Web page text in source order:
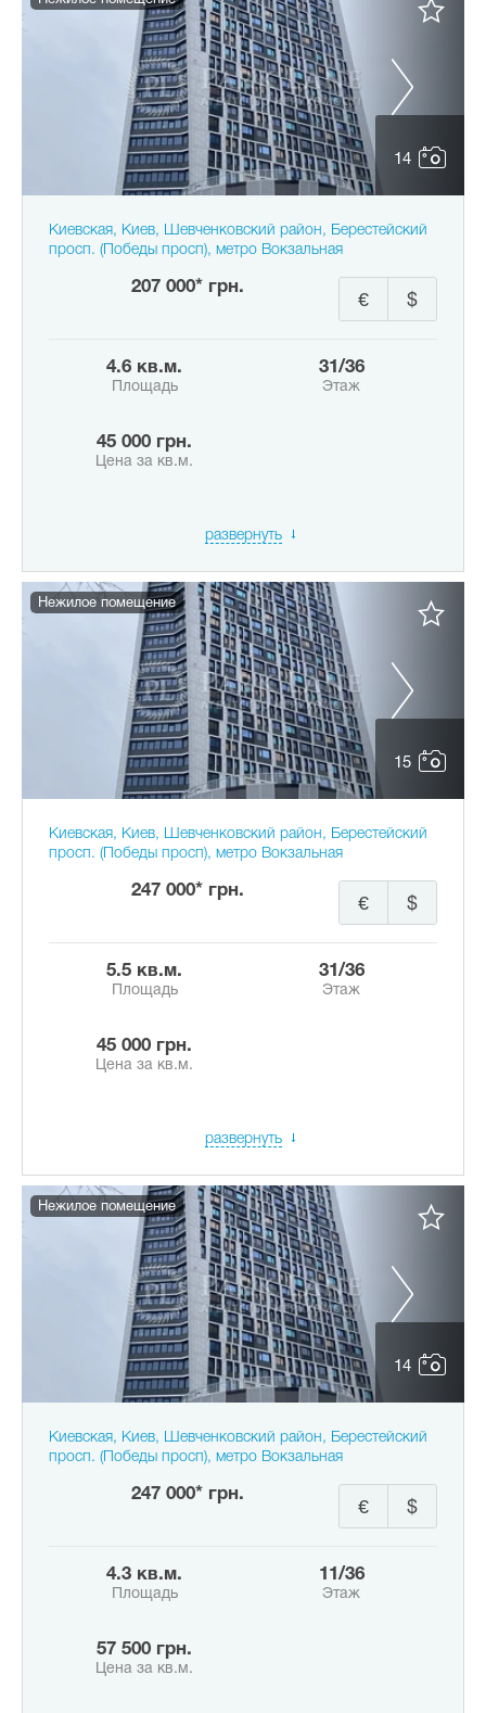
14
Киевская, Киев, Шевченковский район, Берестейский
просп. (Победы просп), метро Вокзальная
207 000* грн.
$
€
4.6 кв.м.
Площадь
31/36
Этаж
45 000 грн.
Цена за кв.м.
развернуть
15
Нежилое помещение
Киевская, Киев, Шевченковский район, Берестейский
просп. (Победы просп), метро Вокзальная
247 000* грн.
$
€
5.5 кв.м.
Площадь
31/36
Этаж
45 000 грн.
Цена за кв.м.
развернуть
14
Нежилое помещение
Киевская, Киев, Шевченковский район, Берестейский
просп. (Победы просп), метро Вокзальная
247 000* грн.
$
€
4.3 кв.м.
Площадь
11/36
Этаж
57 500 грн.
Цена за кв.м.